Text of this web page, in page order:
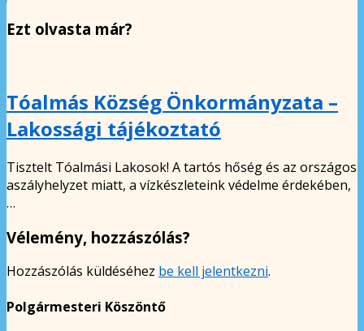
Ezt olvasta már?
Tóalmás Község Önkormányzata –
Lakossági tájékoztató
Tisztelt Tóalmási Lakosok! A tartós hőség és az országos
aszályhelyzet miatt, a vízkészleteink védelme érdekében,
…
Vélemény, hozzászólás?
Hozzászólás küldéséhez be kell jelentkezni.
Polgármesteri Köszöntő